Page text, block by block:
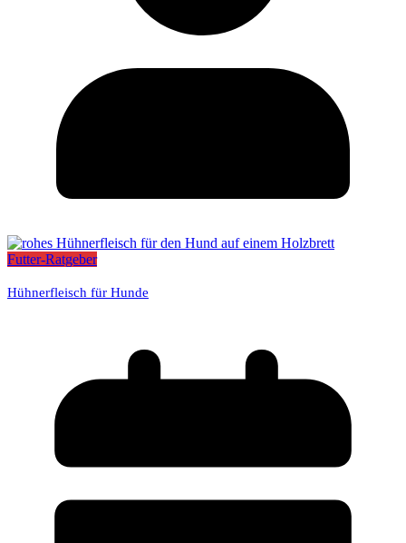
Futter-Ratgeber
Hühnerfleisch für Hunde